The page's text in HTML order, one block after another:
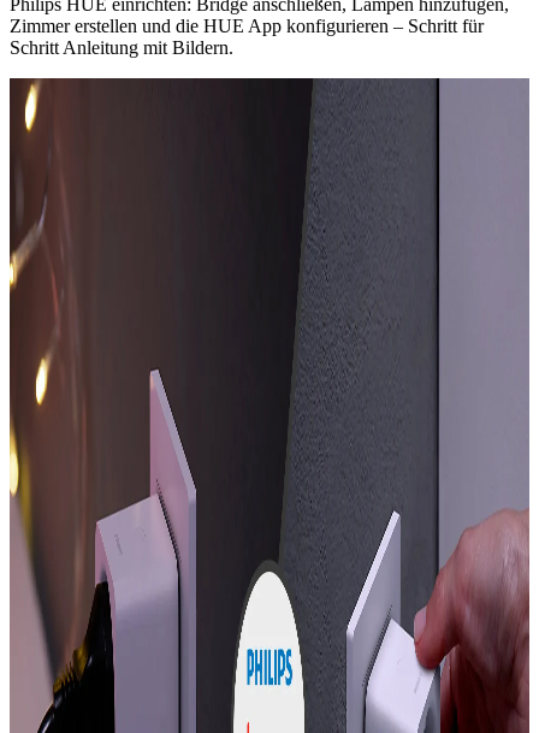
Zimmer erstellen und die HUE App konfigurieren – Schritt für
Schritt Anleitung mit Bildern.